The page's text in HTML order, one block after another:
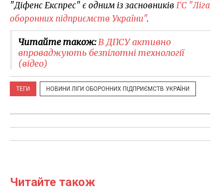
"Діфенс Експрес" є одним із засновників ГС "Ліга
оборонних підприємств України".
Читайте також:В ДПСУ активно
впроваджують безпілотні технології
(відео)
ТЕГИ НОВИНИ ЛІГИ ОБОРОННИХ ПІДПРИЄМСТВ УКРАЇНИ
Читайте також